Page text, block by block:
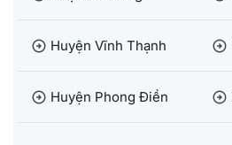
arrow_circle_right Huyện Vĩnh Thạnh arrow_circle_right
arrow_circle_right Huyện Phong Điền arrow_circle_right